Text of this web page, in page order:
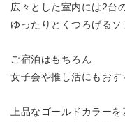
広々とした室内には2台
ゆったりとくつろげるソ
ご宿泊はもちろん
女子会や推し活にもおす
上品なゴールドカラー